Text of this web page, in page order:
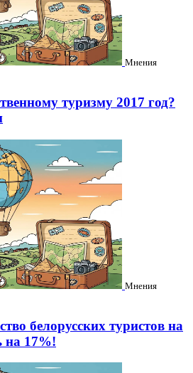
Мнения
туризму 2017 год?
Мнения
белорусских туристов на
на 17%!